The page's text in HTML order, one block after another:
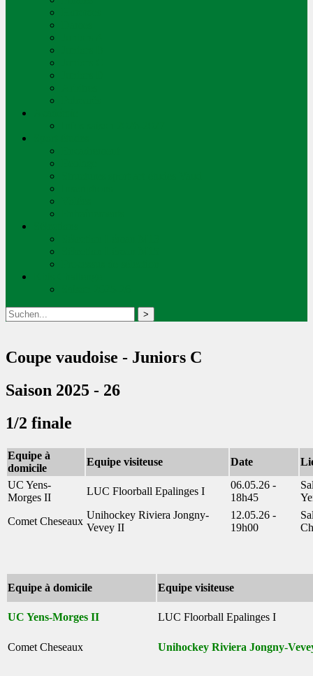
Coupe vaudoise - Juniors C
Saison 2025 - 26
1/2 finale
Equipe à
domicile
Equipe visiteuse Date
UC Yens-
Morges II
LUC Floorball Epalinges I
06.05.26 -
18h45
Comet Cheseaux
Unihockey Riviera Jongny-
Vevey II
12.05.26 -
19h00
Equipe à domicile Equipe visiteuse
UC Yens-Morges II LUC Floorball Epalinges I
Comet Cheseaux Unihockey Riviera Jongny-